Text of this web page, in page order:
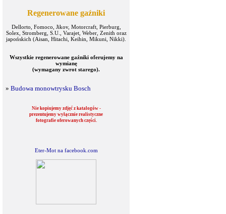
Regenerowane gaźniki
Dellorto, Fomoco, Jikov, Motorcraft, Pierburg,
Solex, Stromberg, S.U., Varajet, Weber, Zenith oraz
japońskich (Aisan, Hitachi, Keihin, Mikuni, Nikki).
Wszystkie regenerowane gaźniki oferujemy na
wymianę
(wymagany zwrot starego).
» Budowa monowtrysku Bosch
Nie kopiujemy zdjęć z katalogów -
prezentujemy wyłącznie realistyczne
fotografie oferowanych części.
Eter-Mot na facebook.com